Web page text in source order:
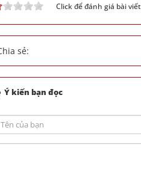
Click để đánh giá bài viết
sẻ:
Ý kiến bạn đọc